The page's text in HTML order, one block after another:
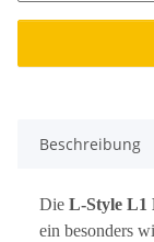
Beschreibung
Die L-Style L1
ein besonders